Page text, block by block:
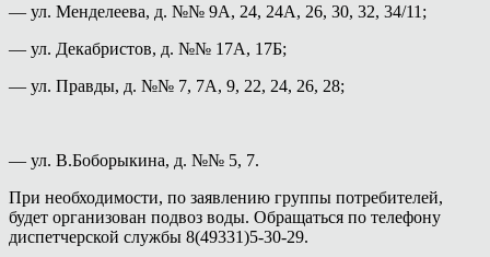
— ул. Менделеева, д. №№ 9А, 24, 24А, 26, 30, 32, 34/11;
— ул. Декабристов, д. №№ 17А, 17Б;
— ул. Правды, д. №№ 7, 7А, 9, 22, 24, 26, 28;
— ул. В.Боборыкина, д. №№ 5, 7.
При необходимости, по заявлению группы потребителей,
будет организован подвоз воды. Обращаться по телефону
диспетчерской службы 8(49331)5-30-29.